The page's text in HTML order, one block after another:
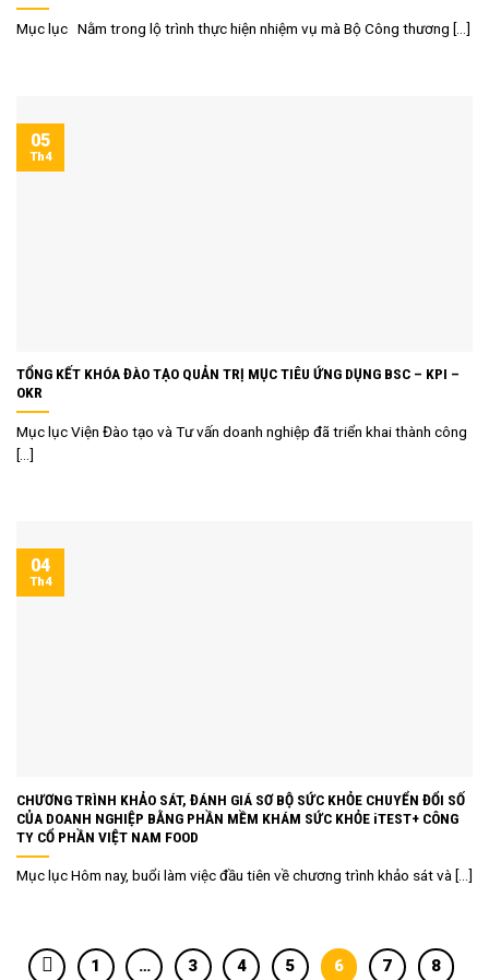
Mục lục Nằm trong lộ trình thực hiện nhiệm vụ mà Bộ Công thương [...]
TỔNG KẾT KHÓA ĐÀO TẠO QUẢN TRỊ MỤC TIÊU ỨNG DỤNG BSC – KPI –
OKR
Mục lục Viện Đào tạo và Tư vấn doanh nghiệp đã triển khai thành công
[...]
05
Th4
CHƯƠNG TRÌNH KHẢO SÁT, ĐÁNH GIÁ SƠ BỘ SỨC KHỎE CHUYỂN ĐỔI SỐ
CỦA DOANH NGHIỆP BẰNG PHẦN MỀM KHÁM SỨC KHỎE iTEST+ CÔNG
TY CỔ PHẦN VIỆT NAM FOOD
Mục lục Hôm nay, buổi làm việc đầu tiên về chương trình khảo sát và [...]
04
Th4
1 … 3 4 5 6 7 8